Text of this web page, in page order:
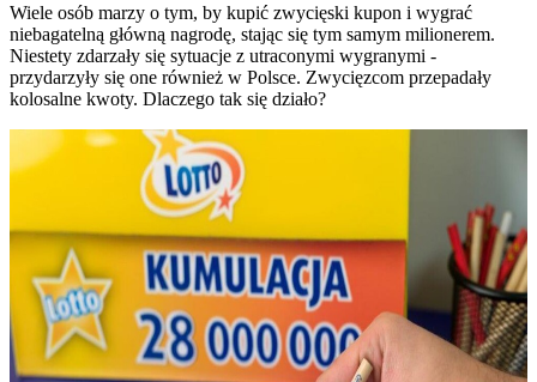
Wiele osób marzy o tym, by kupić zwycięski kupon i wygrać
niebagatelną główną nagrodę, stając się tym samym milionerem.
Niestety zdarzały się sytuacje z utraconymi wygranymi -
przydarzyły się one również w Polsce. Zwycięzcom przepadały
kolosalne kwoty. Dlaczego tak się działo?